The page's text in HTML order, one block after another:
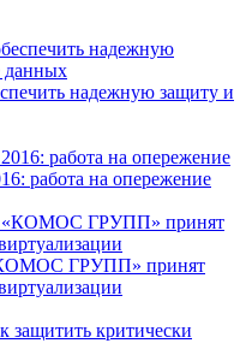
надежную защиту и
работа на опережение
ГРУПП» принят